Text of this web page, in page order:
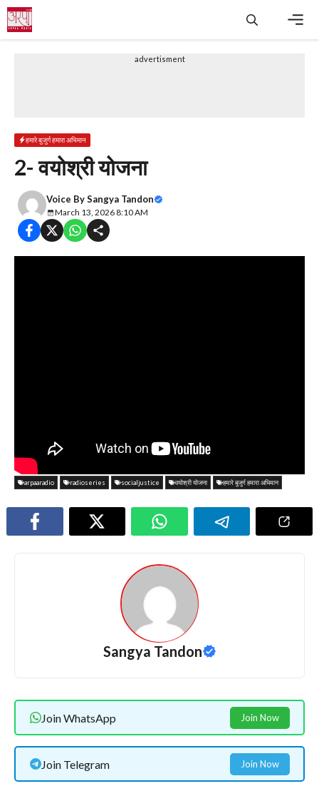
Skip
to
content
advertisment
हमारे बुजुर्ग हमारा अभिमान
2- वयोश्री योजना
Voice BySangya Tandon
March 13, 2026 8:10 AM
arpaaradio radioseries socialjustice वयोश्री योजना हमारे बुजुर्ग हमारा अभिमान
Sangya Tandon
Join WhatsApp Join Now
Join Telegram Join Now